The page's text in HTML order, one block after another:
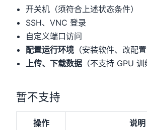
开关机（须符合上述状态条件）
SSH、VNC 登录
自定义端口访问
配置运行环境 （安装软件、改配置
上传、下载数据 （不支持 GPU 训
暂不支持
操作 说明